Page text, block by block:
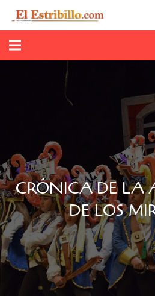
CRÓNICA DE LA
DE LOS